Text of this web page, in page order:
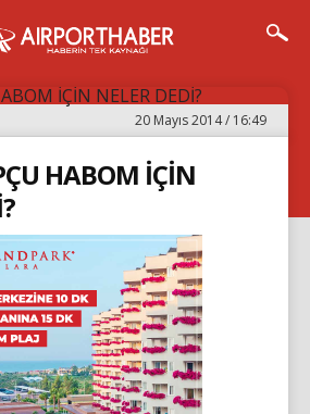
20 Mayıs 2014 / 16:49
HABOM İÇİN